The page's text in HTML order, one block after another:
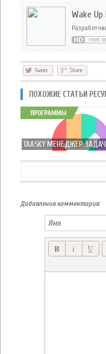
Wake Up
ПОХОЖИЕ СТАТЬИ
Добавления комментария: